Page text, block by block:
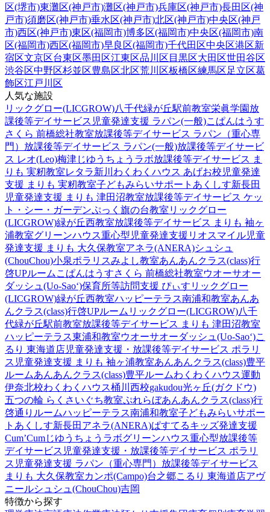
区(堺市)東灘区(神戸市)灘区(神戸市)兵庫区(神戸市)長田区(神
戸市)須磨区(神戸市)垂水区(神戸市)北区(神戸市)中央区(神戸
市)西区(神戸市)東区(福岡市)博多区(福岡市)中央区(福岡市)南
区(福岡市)西区(福岡市)早良区(福岡市)千代田区中央区港区新
宿区文京区台東区墨田区江東区品川区 目黒区大田区世田谷区
渋谷区中野区杉並区豊島区北区荒川区板橋区練馬区足立区葛
飾区江戸川区
人気な施設
リックグロー(LICGROW)八千代緑が丘駅前教室栄眞学園放
課後等デイサービス 児童発達支援 ラパン(一般)こぱんはうす
さくら 前橋総社教室放課後等デイサービス ラパン（重心専
門） 放課後等デイサービス ラパン(一般)放課後等デイサービ
ス レオ(Leo)梅津じゆうちょうラボ放課後等デイサービス ま
りも 実籾教室レタラ新川 わくわくハウス あげお校 児童発達
支援 まりも 実籾教室子どもみらいサポートあくしす新長田
児童発達支援 まりも 津田沼教室放課後等デイサービス ケッ
ト・シー・ガーデンぷっく旗の台教室 リックグロー
(LICGROW)緑が丘西教室放課後等デイサービス まりも 袖ヶ
浦教室グリーンハウス重心型児童発達支援 リオスマイル児童
発達支援 まりも 大久保教室アネラ(ANERA)シュシュ
(ChouChou)小泉ポラリスみよし教室あんあんクラス(class)行
啓UPルーム こぱんはうすさくら 前橋総社教室ウオーサオー
ダッシュ(Uo-Sao‘)保育所等訪問支援 ぴぃす リックグロー
(LICGROW)緑が丘西教室ハッピーテラス南浦和教室あんあ
んクラス(class)行啓UPルーム リックグロー(LICGROW)八千
代緑が丘駅前教室放課後等デイサービス まりも 津田沼教室
ハッピーテラス東浦和教室ウオーサオーダッシュ(Uo-Sao‘)こ
るり 東海道店児童発達支援・放課後等デイサービス ポラリ
ス 児童発達支援 まりも 袖ヶ浦教室あんあんクラス(class)豊平
ルームあんあんクラス(class)豊平ルームわくわくハウス運動
伊奈北校わくわくハウス桶川西校gakudou光ヶ丘(ガクドウ)
五つの輪 らくさいぐち教室ぷれらぼあんあんクラス(class)行
啓通りルームハッピーテラス南浦和教室子どもみらいサポー
トあくしす新長田 アネラ(ANERA)ぱすてるキッズ発達支援
Cum’Cumじゆうちょうラボグリーンハウス重心型放課後等
デイサービス 児童発達支援・放課後等デイサービス ポラリ
ス 児童発達支援 ラパン（重心専門） 放課後等デイサービス
まりも 大久保教室カンポ(Campo)台之郷こるり 東海道店アヴ
ニールシュシュ(ChouChou)吉岡
特徴から探す